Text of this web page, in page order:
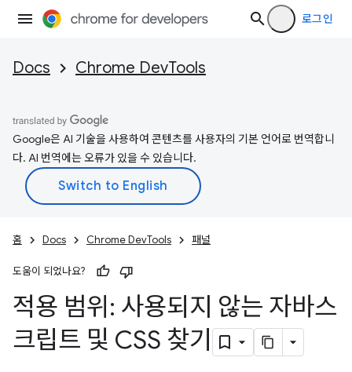
로그인
Docs Chrome DevTools
Google은 AI 기술을 사용하여 콘텐츠를 사용자의 기본 언어로 번역합니
다. AI 번역에는 오류가 있을 수 있습니다.
홈 Docs Chrome DevTools 패널
도움이 되었나요?
적용 범위: 사용되지 않는 자바스
크립트 및 CSS 찾기